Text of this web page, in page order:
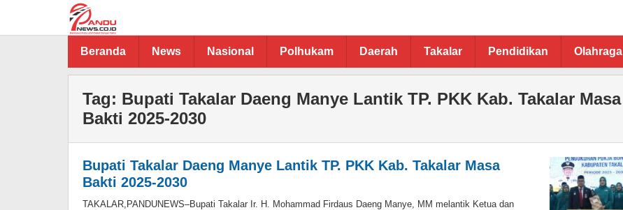
Beranda News Nasional Polhukam Daerah Takalar Pendidikan Olahraga
Tag: Bupati Takalar Daeng Manye Lantik TP. PKK Kab. Takalar Masa
Bakti 2025-2030
Bupati Takalar Daeng Manye Lantik TP. PKK Kab. Takalar Masa
Bakti 2025-2030
TAKALAR,PANDUNEWS–Bupati Takalar Ir. H. Mohammad Firdaus Daeng Manye, MM melantik Ketua dan